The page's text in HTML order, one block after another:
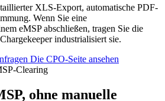
XLS-Export, automatische PDF-
Wenn Sie eine
eMSP abschließen, tragen Sie die
industrialisiert sie.
Die CPO-Seite ansehen
Clearing
ohne manuelle